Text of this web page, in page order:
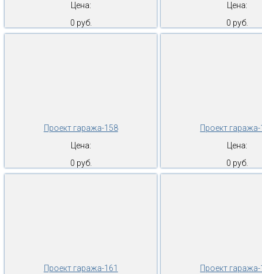
Цена:
0 руб.
Цена:
0 руб.
Проект гаража-158
Цена:
0 руб.
Проект
Цена:
0 руб.
Проект гаража-161
Проект